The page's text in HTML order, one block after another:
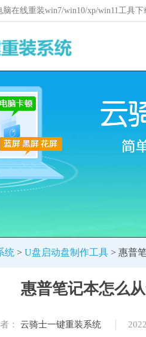
在线重装win7/win10/xp/win11工具
统 > U盘启动盘制作工具 > 惠普
惠普笔记本怎么
： 云骑士一键重装系统